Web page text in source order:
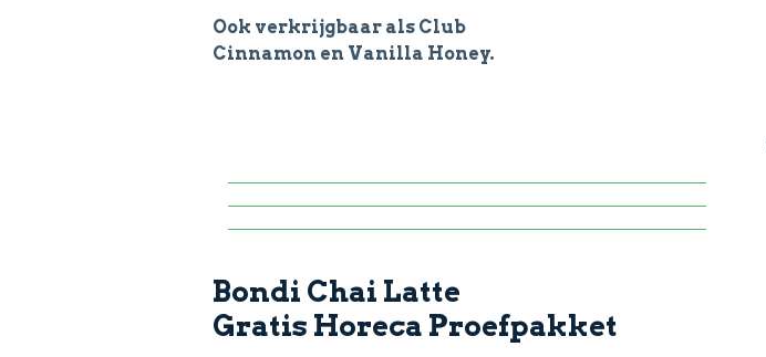
Ook verkrijgbaar als Club
Cinnamon en Vanilla Honey.
Bondi Chai Latte
Gratis Horeca Proefpakket